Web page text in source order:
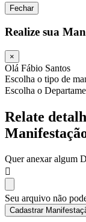
Fechar
Realize sua
×
Olá Fábio Santos
Escolha o tipo de
Escolha o
Relate
Quer anexar algum
Seu arquivo não
Cadastrar